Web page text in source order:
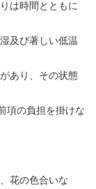
は時間とともに
及び著しい低温
あり、その状態
項の負担を掛けな
花の色合いな